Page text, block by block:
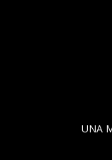
UNA